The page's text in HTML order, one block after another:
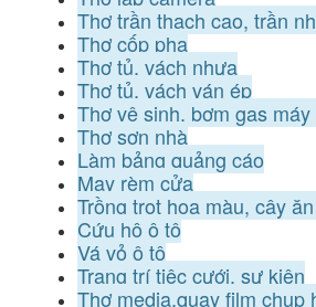
Thợ trần thạch cao, trần
Thợ cốp pha
Thợ tủ, vách nhựa
Thợ tủ, vách ván ép
Thợ vệ sinh, bơm gas máy
Thợ sơn nhà
Làm bảng quảng cáo
May rèm cửa
Trồng trọt hoa màu, cây
Cứu hộ ô tô
Vá vỏ ô tô
Trang trí tiệc cưới, sự kiện
Thợ media,quay film chụp